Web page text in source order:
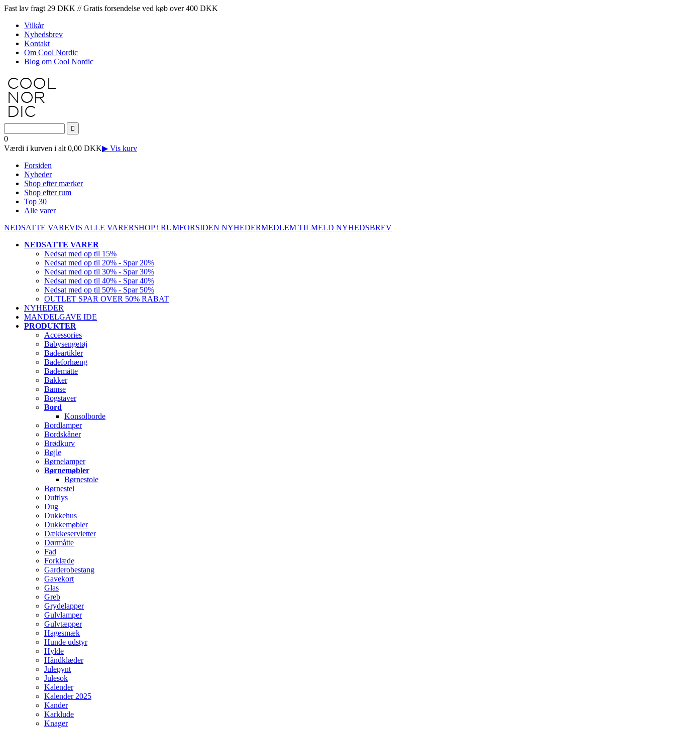
Fast lav fragt 29 DKK // Gratis forsendelse ved køb over 400 DKK
Vilkår
Nyhedsbrev
Kontakt
Om Cool Nordic
Blog om Cool Nordic
0
Værdi i kurven i alt 0,00 DKK▶ Vis kurv
Forsiden
Nyheder
Shop efter mærker
Shop efter rum
Top 30
Alle varer
NEDSATTE VAREVIS ALLE VARERSHOP i RUMFORSIDEN NYHEDERMEDLEM TILMELD NYHEDSBREV
NEDSATTE VARER
Nedsat med op til 15%
Nedsat med op til 20% - Spar 20%
Nedsat med op til 30% - Spar 30%
Nedsat med op til 40% - Spar 40%
Nedsat med op til 50% - Spar 50%
OUTLET SPAR OVER 50% RABAT
NYHEDER
MANDELGAVE IDE
PRODUKTER
Accessories
Babysengetøj
Badeartikler
Badeforhæng
Bademåtte
Bakker
Bamse
Bogstaver
Bord
Konsolborde
Bordlamper
Bordskåner
Brødkurv
Bøjle
Børnelamper
Børnemøbler
Børnestole
Børnestel
Duftlys
Dug
Dukkehus
Dukkemøbler
Dækkeservietter
Dørmåtte
Fad
Forklæde
Garderobestang
Gavekort
Glas
Greb
Grydelapper
Gulvlamper
Gulvtæpper
Hagesmæk
Hunde udstyr
Hylde
Håndklæder
Julepynt
Julesok
Kalender
Kalender 2025
Kander
Karklude
Knager